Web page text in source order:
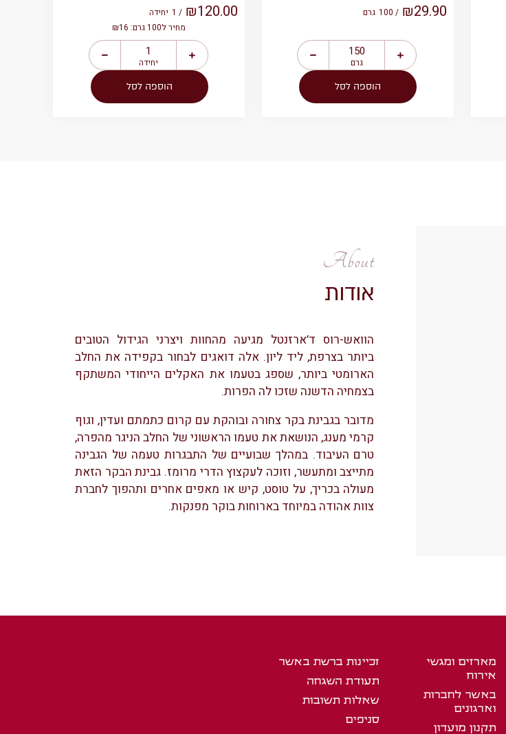
₪29.90
/ 100 גרם
גרם
הוספה לסל
₪120.00
/ 1
יחידה
מחיר ל100 גרם: ₪16
יחידה
הוספה לסל
About
אודות
הוואש-רוס ד’ארזנטל מגיעה מהחוות ויצרני הגידול הטובים
ביותר בצרפת, ליד ליון. אלה דואגים לבחור בקפידה את החלב
הארומטי ביותר, שספג בטעמו את האקלים הייחודי המשתקף
בצמחיה הדשנה שזכו לה הפרות.
מדובר בגבינת בקר צחורה ובוהקת עם קרום כתמתם ועדין, וגוף
קרמי מענג, הנושאת את טעמו הראשוני של החלב הניגר מהפרה,
טרם העיבוד. במהלך שבועיים של התבגרות טעמה של הגבינה
מתייצב ומתעשר, וזוכה לעקצוץ הדרי מרומז. גבינת הבקר הזאת
מעולה בכריך, על טוסט, קיש או מאפים אחרים ותהפוך לחברת
צוות אהודה במיוחד בארוחות בוקר מפנקות.
מארזים ומגשי
אירוח
באשר לחברות
וארגונים
תקנון מועדון
זכיינות ברשת באשר
תעודת השגחה
שאלות תשובות
סניפים